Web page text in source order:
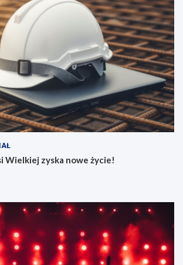
Wielkiej zyska nowe życie!